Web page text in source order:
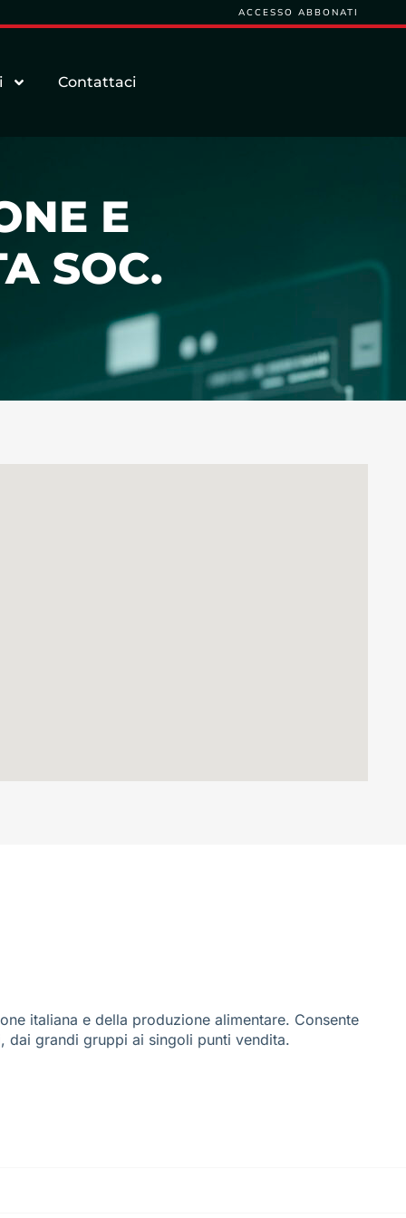
ACCESSO ABBONATI
Contattaci
E
SOC.
italiana e della produzione alimentare. Consente
grandi gruppi ai singoli punti vendita.